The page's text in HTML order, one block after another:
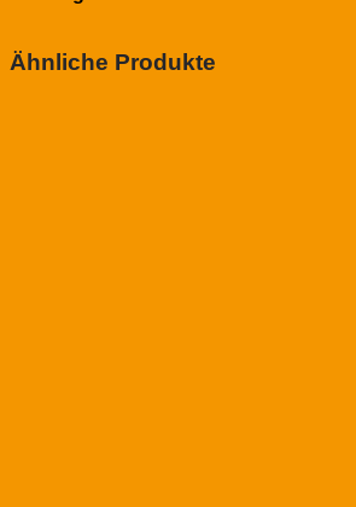
Ähnliche Produkte